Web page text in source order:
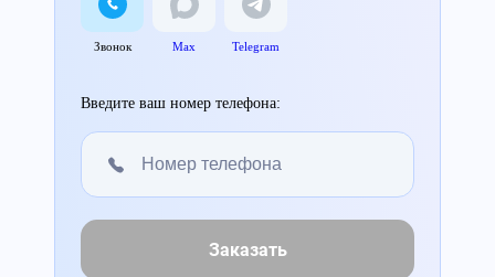
Звонок Max Telegram
Введите ваш номер телефона:
Заказать